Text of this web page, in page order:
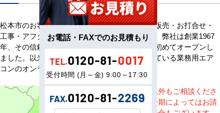
松本市のお客様へ業務用エアコン・空調機器の販売・お打合せ・
工事・アフターサービスまで一貫して承ります。弊社は創業1967
年、その信頼を基に空調のネット販売を日本で初めてオープンし
ました。以来、皆様にご信頼・ご愛顧いただいている業務用エア
コンのオンラインショップです。
※記載地域以外もご相談くださ
い。地域・時期によってはお請
お電話・FAXでのお見積もり
TEL.0120-81-0017
受付時間 (月～金) 9:00～17:30
FAX.0120-81-2269